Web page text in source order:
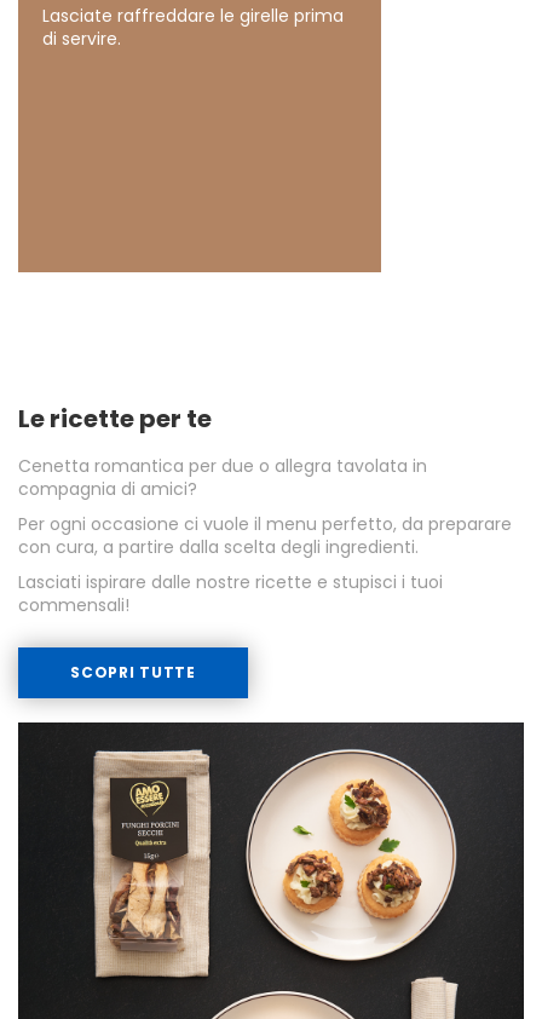
Lasciate raffreddare le girelle prima
di servire.
Le ricette per te
Cenetta romantica per due o allegra tavolata in
compagnia di amici?
Per ogni occasione ci vuole il menu perfetto, da preparare
con cura, a partire dalla scelta degli ingredienti.
Lasciati ispirare dalle nostre ricette e stupisci i tuoi
commensali!
SCOPRI TUTTE